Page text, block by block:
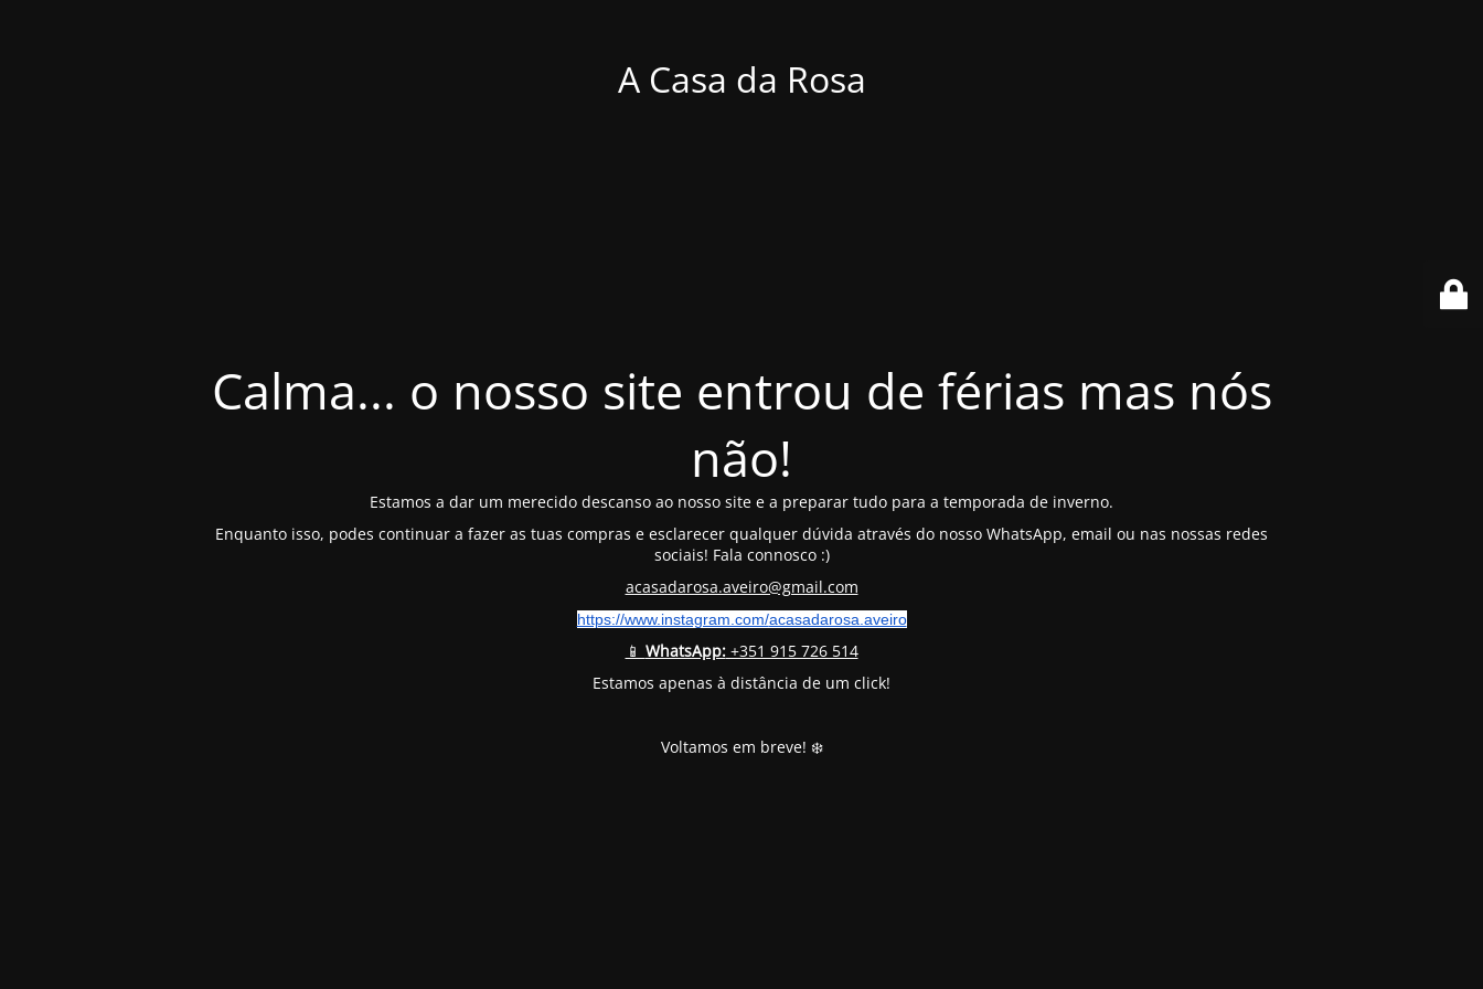
A Casa da Rosa
Calma... o nosso site entrou de férias mas nós
não!
Estamos a dar um merecido descanso ao nosso site e a preparar tudo para a temporada de inverno.
Enquanto isso, podes continuar a fazer as tuas compras e esclarecer qualquer dúvida através do nosso WhatsApp, email ou nas nossas redes
sociais! Fala connosco :)
acasadarosa.aveiro@gmail.com
https://www.instagram.com/acasadarosa.aveiro
📱 WhatsApp:+351 915 726 514
Estamos apenas à distância de um click!
Voltamos em breve! ❄️